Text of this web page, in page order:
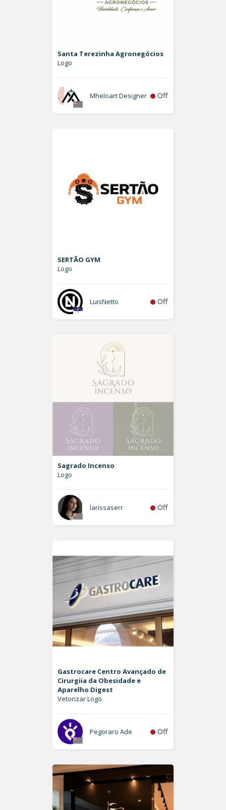
Santa Terezinha Agronegócios
Logo
Mheloart Designer Off
SERTÃO GYM
Logo
LuisNetto Off
Sagrado Incenso
Logo
larissaserr Off
Gastrocare Centro Avançado de
Cirurgiia da Obesidade e
Aparelho Digest
Vetorizar Logo
Pegoraro Ade Off